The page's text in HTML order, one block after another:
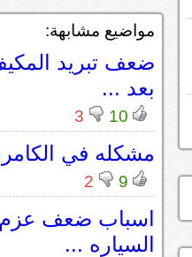
مواضيع مشابهة:
ضعف تبريد
بعد ...
10
3
مشكله في
9
2
اسباب ضعف عزم
السياره ...